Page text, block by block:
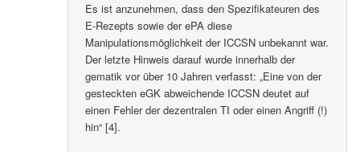
Es ist anzunehmen, dass den Spezifikateuren des
E-Rezepts sowie der ePA diese
Manipulationsmöglichkeit der ICCSN unbekannt war.
Der letzte Hinweis darauf wurde innerhalb der
gematik vor über 10 Jahren verfasst: „Eine von der
gesteckten eGK abweichende ICCSN deutet auf
einen Fehler der dezentralen TI oder einen Angriff (!)
hin“ [4].